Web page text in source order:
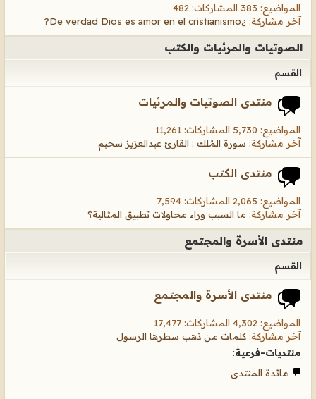
المواضيع: 383 المشاركات: 482
آخر مشاركة: ¿De verdad Dios es amor en el cristianismo?
الصوتيات والمرئيات والكتب
القسم
منتدى الصوتيات والمرئيات
المواضيع: 5,730 المشاركات: 11,261
آخر مشاركة: سورة المُلك : القارئ عبدالعزيز سحيم
منتدى الكتب
المواضيع: 2,065 المشاركات: 7,594
آخر مشاركة: ما السبب وراء محاولات تطبيق المثالية؟
منتدى الأسرة والمجتمع
القسم
منتدى الأسرة والمجتمع
المواضيع: 4,302 المشاركات: 17,477
آخر مشاركة: كلمات من ذهب سطرها الرسول
منتديات-فرعية:
مائدة المنتدى